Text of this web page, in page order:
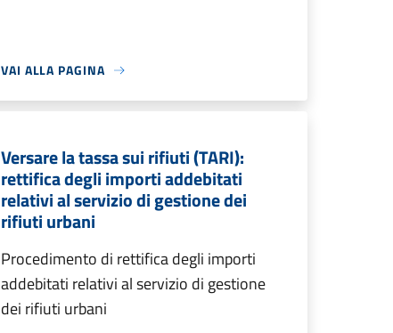
VAI ALLA PAGINA
Versare la tassa sui rifiuti (TARI):
rettifica degli importi addebitati
relativi al servizio di gestione dei
rifiuti urbani
Procedimento di rettifica degli importi
addebitati relativi al servizio di gestione
dei rifiuti urbani